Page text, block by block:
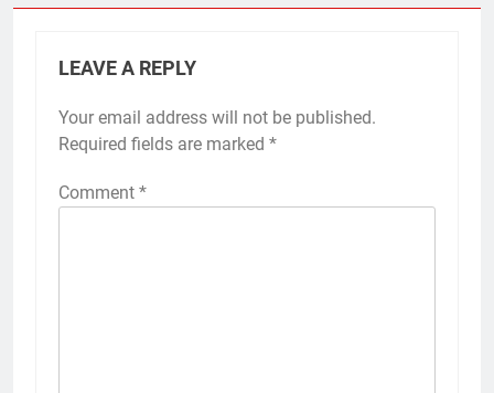
LEAVE A REPLY
Your email address will not be published.
Required fields are marked *
Comment *